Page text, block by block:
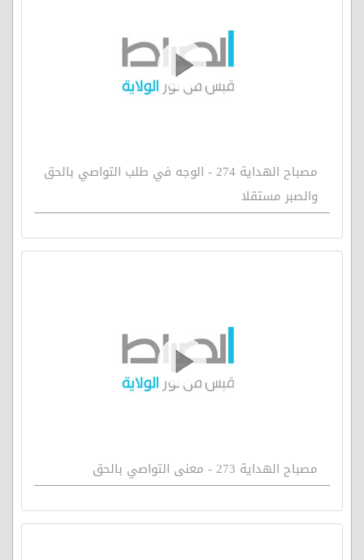
مصباح الهداية 274 - الوجه في طلب التواصي بالحق
والصبر مستقلا
مصباح الهداية 273 - معنى التواصي بالحق